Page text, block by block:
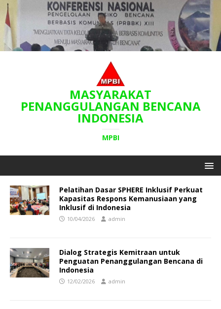
MASYARAKAT
PENANGGULANGAN BENCANA
INDONESIA
MPBI
Pelatihan Dasar SPHERE Inklusif Perkuat
Kapasitas Respons Kemanusiaan yang
Inklusif di Indonesia
10/04/2026 admin
Dialog Strategis Kemitraan untuk
Penguatan Penanggulangan Bencana di
Indonesia
12/02/2026 admin